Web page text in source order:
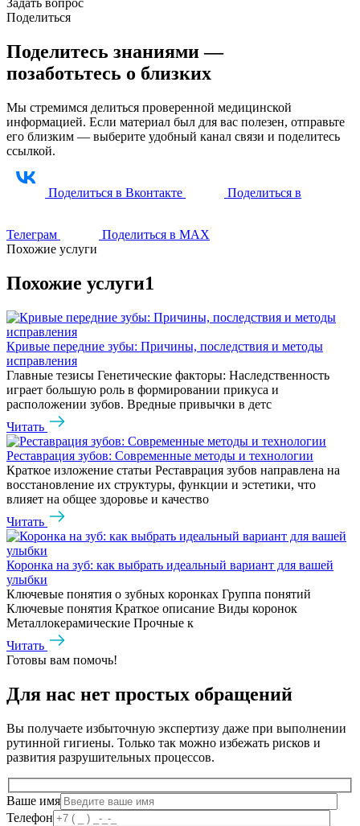
Задать вопрос
Поделиться
Поделитесь знаниями —
позаботьтесь о близких
Мы стремимся делиться проверенной медицинской
информацией. Если материал был для вас полезен, отправьте
его близким — выберите удобный канал связи и поделитесь
ссылкой.
Поделиться в Вконтакте Поделиться в
Телеграм
Поделиться в МАХ
Похожие услуги
Похожие услуги1
Кривые передние зубы: Причины, последствия и методы
исправления
Главные тезисы Генетические факторы: Наследственность
играет большую роль в формировании прикуса и
расположении зубов. Вредные привычки в детс
Читать
Реставрация зубов: Современные методы и технологии
Краткое изложение статьи Реставрация зубов направлена на
восстановление их структуры, функции и эстетики, что
влияет на общее здоровье и качество
Читать
Коронка на зуб: как выбрать идеальный вариант для вашей
улыбки
Ключевые понятия о зубных коронках Группа понятий
Ключевые понятия Краткое описание Виды коронок
Металлокерамические Прочные к
Читать
Готовы вам помочь!
Для нас нет простых обращений
Вы получаете избыточную экспертизу даже при выполнении
рутинной гигиены. Только так можно избежать рисков и
развития разрушительных процессов.
Ваше имя
Телефон